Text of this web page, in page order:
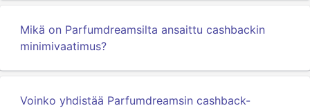
Mikä on Parfumdreamsilta ansaittu cashbackin
minimivaatimus?
Voinko yhdistää Parfumdreamsin cashback-